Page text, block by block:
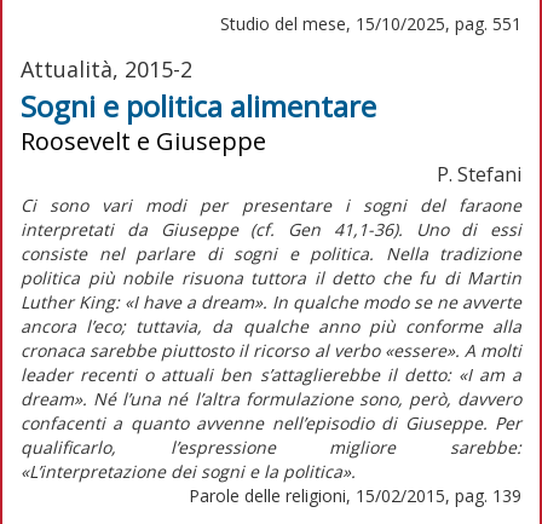
Studio del mese, 15/10/2025, pag. 551
Attualità, 2015-2
Sogni e politica alimentare
Roosevelt e Giuseppe
P. Stefani
Ci sono vari modi per presentare i sogni del faraone
interpretati da Giuseppe (cf. Gen 41,1-36). Uno di essi
consiste nel parlare di sogni e politica. Nella tradizione
politica più nobile risuona tuttora il detto che fu di Martin
Luther King: «I have a dream». In qualche modo se ne avverte
ancora l’eco; tuttavia, da qualche anno più conforme alla
cronaca sarebbe piuttosto il ricorso al verbo «essere». A molti
leader recenti o attuali ben s’attaglierebbe il detto: «I am a
dream». Né l’una né l’altra formulazione sono, però, davvero
confacenti a quanto avvenne nell’episodio di Giuseppe. Per
qualificarlo, l’espressione migliore sarebbe:
«L’interpretazione dei sogni e la politica».
Parole delle religioni, 15/02/2015, pag. 139